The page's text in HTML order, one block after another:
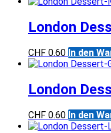
London
CHF 0.60 In den
London
CHF 0.60 In den